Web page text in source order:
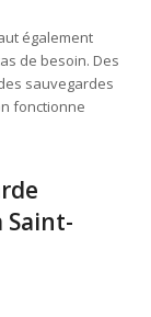
également
de besoin. Des
sauvegardes
fonctionne
Saint-